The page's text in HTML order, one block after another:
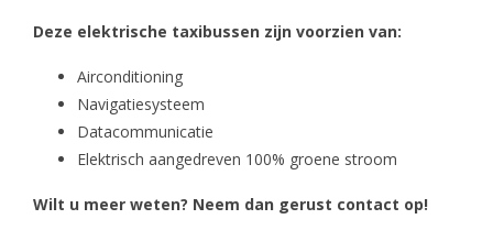
Deze elektrische taxibussen zijn voorzien van:
Airconditioning
Navigatiesysteem
Datacommunicatie
Elektrisch aangedreven 100% groene stroom
Wilt u meer weten? Neem dan gerust contact op!